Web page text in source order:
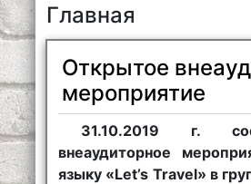
Главная
Открытое
мероприятие
31.10.2019 г.
внеаудиторное
языку «Let’s Travel» в